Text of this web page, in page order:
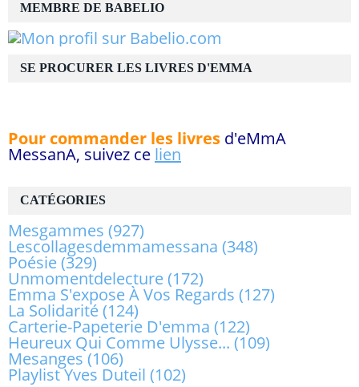
CATÉGORIES
Mesgammes (927)
Lescollagesdemmamessana (348)
Poésie(329)
Unmomentdelecture(172)
Emma S'expose À Vos Regards (127)
La Solidarité(124)
Carterie-Papeterie D'emma (122)
Heureux Qui Comme Ulysse... (109)
Mesanges (106)
Playlist Yves Duteil (102)
MEMBRE DE BABELIO
SE PROCURER LES LIVRES D'EMMA
Pour commander les livres d'eMmA
MessanA, suivez ce lien